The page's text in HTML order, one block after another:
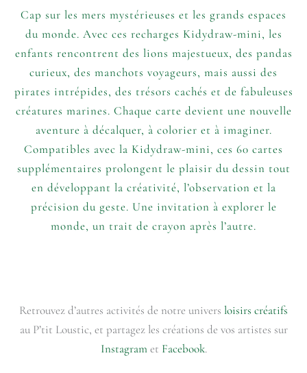
Cap sur les mers mystérieuses et les grands espaces
du monde. Avec ces recharges Kidydraw-mini, les
enfants rencontrent des lions majestueux, des pandas
curieux, des manchots voyageurs, mais aussi des
pirates intrépides, des trésors cachés et de fabuleuses
créatures marines. Chaque carte devient une nouvelle
aventure à décalquer, à colorier et à imaginer.
Compatibles avec la Kidydraw-mini, ces 60 cartes
supplémentaires prolongent le plaisir du dessin tout
en développant la créativité, l’observation et la
précision du geste. Une invitation à explorer le
monde, un trait de crayon après l’autre.
Retrouvez d’autres activités de notre univers loisirs créatifs
au P’tit Loustic, et partagez les créations de vos artistes sur
Instagramet Facebook.